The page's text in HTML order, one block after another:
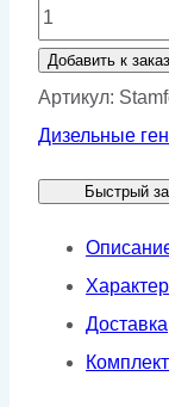
Количество
товара
Генератор
Stamford
149BA
кожухе
Добавить к
Артикул:
Дизельные
Быстрый
Доставка